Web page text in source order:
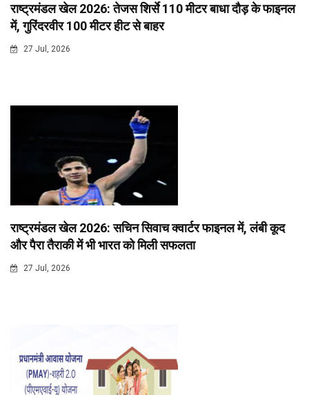
राष्ट्रमंडल खेल 2026: तेजस शिर्से 110 मीटर बाधा दौड़ के फाइनल
में, गुरिंदरवीर 100 मीटर हीट से बाहर
27 Jul, 2026
राष्ट्रमंडल खेल 2026: सचिन सिवाच क्वार्टर फाइनल में, लंबी कूद
और पैरा तैराकी में भी भारत को मिली सफलता
27 Jul, 2026